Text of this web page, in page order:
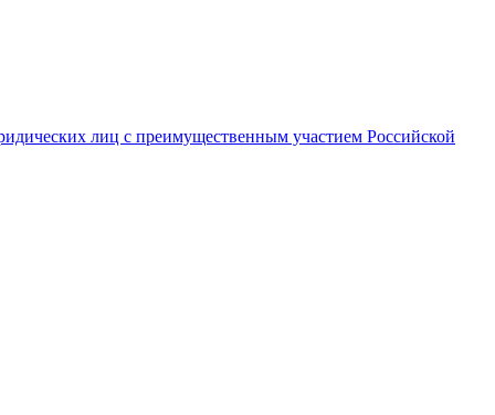
лиц с преимущественным участием Российской